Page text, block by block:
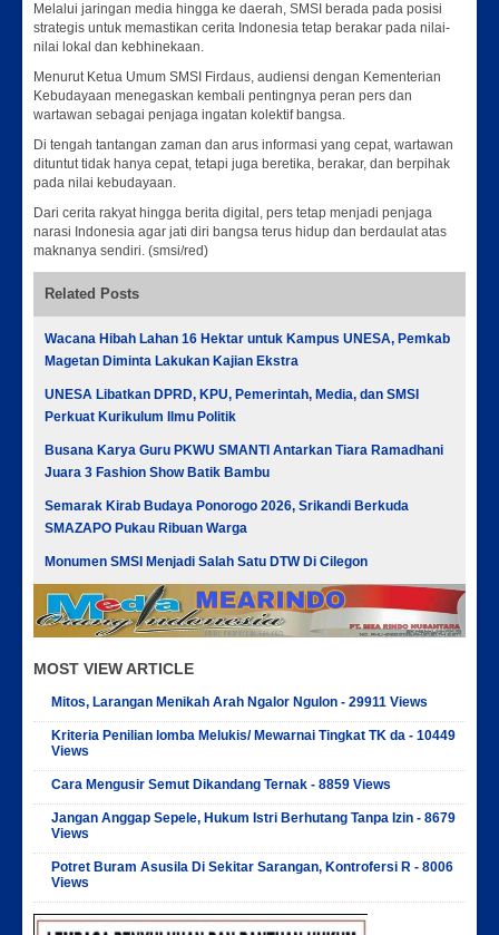
Melalui jaringan media hingga ke daerah, SMSI berada pada posisi
strategis untuk memastikan cerita Indonesia tetap berakar pada nilai-
nilai lokal dan kebhinekaan.
Menurut Ketua Umum SMSI Firdaus, audiensi dengan Kementerian
Kebudayaan menegaskan kembali pentingnya peran pers dan
wartawan sebagai penjaga ingatan kolektif bangsa.
Di tengah tantangan zaman dan arus informasi yang cepat, wartawan
dituntut tidak hanya cepat, tetapi juga beretika, berakar, dan berpihak
pada nilai kebudayaan.
Dari cerita rakyat hingga berita digital, pers tetap menjadi penjaga
narasi Indonesia agar jati diri bangsa terus hidup dan berdaulat atas
maknanya sendiri. (smsi/red)
Related Posts
Wacana Hibah Lahan 16 Hektar untuk Kampus UNESA, Pemkab
Magetan Diminta Lakukan Kajian Ekstra
UNESA Libatkan DPRD, KPU, Pemerintah, Media, dan SMSI
Perkuat Kurikulum Ilmu Politik
Busana Karya Guru PKWU SMANTI Antarkan Tiara Ramadhani
Juara 3 Fashion Show Batik Bambu
Semarak Kirab Budaya Ponorogo 2026, Srikandi Berkuda
SMAZAPO Pukau Ribuan Warga
Monumen SMSI Menjadi Salah Satu DTW Di Cilegon
MOST VIEW ARTICLE
Mitos, Larangan Menikah Arah Ngalor Ngulon - 29911 Views
Kriteria Penilian lomba Melukis/ Mewarnai Tingkat TK da - 10449
Views
Cara Mengusir Semut Dikandang Ternak - 8859 Views
Jangan Anggap Sepele, Hukum Istri Berhutang Tanpa Izin - 8679
Views
Potret Buram Asusila Di Sekitar Sarangan, Kontrofersi R - 8006
Views